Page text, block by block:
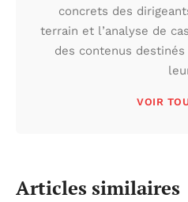
concrets des
terrain et l’analyse de
des contenus
VOIR
Articles similaires